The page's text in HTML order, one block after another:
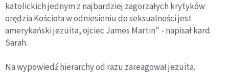
katolickich jednym z najbardziej zagorzałych krytyków
orędzia Kościoła w odniesieniu do seksualności jest
amerykański jezuita, ojciec James Martin" - napisał kard.
Sarah.
Na wypowiedź hierarchy od razu zareagował jezuita.